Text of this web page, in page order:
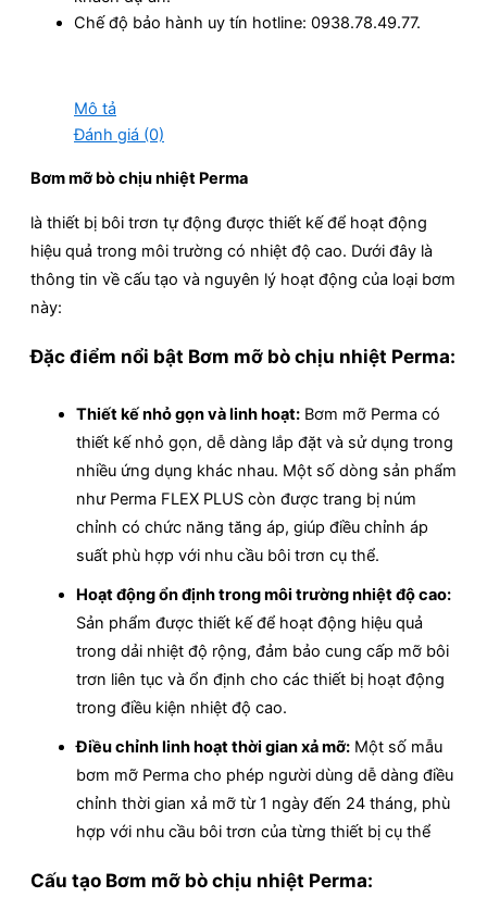
Chế độ bảo hành uy tín hotline: 0938.78.49.77.
Mô tả
Đánh giá (0)
Bơm mỡ bò chịu nhiệt Perma
là thiết bị bôi trơn tự động được thiết kế để hoạt động
hiệu quả trong môi trường có nhiệt độ cao. Dưới đây là
thông tin về cấu tạo và nguyên lý hoạt động của loại bơm
này:
Đặc điểm nổi bật Bơm mỡ bò chịu nhiệt Perma:
Thiết kế nhỏ gọn và linh hoạt: Bơm mỡ Perma có
thiết kế nhỏ gọn, dễ dàng lắp đặt và sử dụng trong
nhiều ứng dụng khác nhau. Một số dòng sản phẩm
như Perma FLEX PLUS còn được trang bị núm
chỉnh có chức năng tăng áp, giúp điều chỉnh áp
suất phù hợp với nhu cầu bôi trơn cụ thể.
Hoạt động ổn định trong môi trường nhiệt độ cao:
Sản phẩm được thiết kế để hoạt động hiệu quả
trong dải nhiệt độ rộng, đảm bảo cung cấp mỡ bôi
trơn liên tục và ổn định cho các thiết bị hoạt động
trong điều kiện nhiệt độ cao.
Điều chỉnh linh hoạt thời gian xả mỡ: Một số mẫu
bơm mỡ Perma cho phép người dùng dễ dàng điều
chỉnh thời gian xả mỡ từ 1 ngày đến 24 tháng, phù
hợp với nhu cầu bôi trơn của từng thiết bị cụ thể
Cấu tạo Bơm mỡ bò chịu nhiệt Perma: